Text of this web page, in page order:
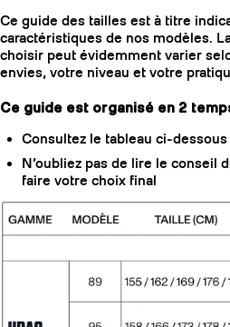
Ce guide des tailles est à titre
caractéristiques de nos modèles.
choisir peut évidemment varier
envies, votre niveau et votre
Ce guide est organisé en 2
Consultez le tableau ci-dessous
N’oubliez pas de lire le conseil
faire votre choix final
Vous n'arrivez pas à vous
au conseils du pro ci-dessous pour